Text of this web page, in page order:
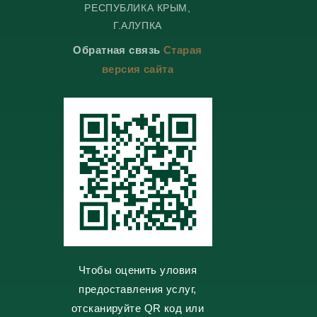
e
m
e
g
r
m
n
t
a
t
e
o
k
l
s
s
k
i
РЕСПУБЛИКА КРЫМ,
Г.АЛУПКА
Обратная связь Старая
версия сайта
Чтобы оценить уловия
предоставления услуг,
отсканируйте QR код или